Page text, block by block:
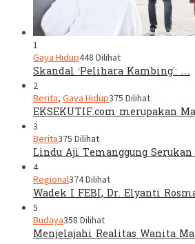
1
Gaya Hidup448 Dilihat
Skandal ‘Pelihara Kambing’: …
2
Berita, Gaya Hidup375 Dilihat
EKSEKUTIF.com merupakan
3
Berita375 Dilihat
Lindu Aji Temanggung
4
Regional374 Dilihat
Wadek I FEBI, Dr. Elyanti
5
Budaya358 Dilihat
Menjelajahi Realitas Wanita